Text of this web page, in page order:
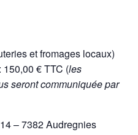
et fromages locaux)
€ TTC (les
seront communiquée par
– 7382 Audregnies